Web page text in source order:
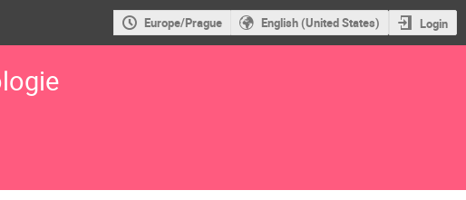
Europe/Prague English (United States) Login